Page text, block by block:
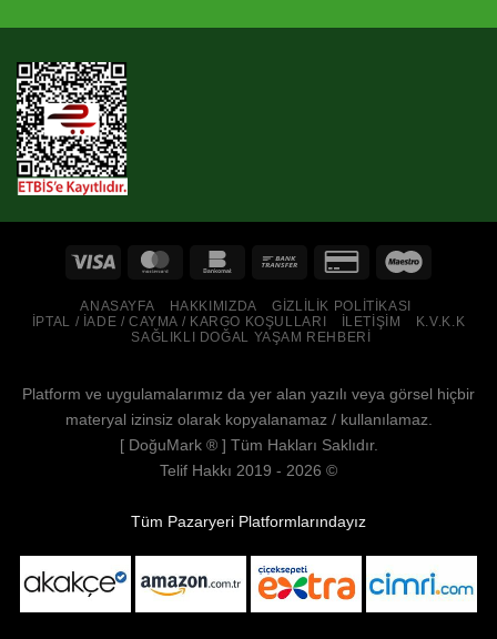
ANASAYFA HAKKIMIZDA
GIZLILIK POLITIKASI
İPTAL / İADE / CAYMA / KARGO KOŞULLARI
İLETIŞIM
K.V.K.K
SAĞLIKLI DOĞAL YAŞAM REHBERI
Platform ve uygulamalarımız da yer alan yazılı veya görsel hiçbir
materyal izinsiz olarak kopyalanamaz / kullanılamaz.
[ DoğuMark® ] Tüm Hakları Saklıdır.
Telif Hakkı 2019 - 2026 ©
Tüm Pazaryeri Platformlarındayız